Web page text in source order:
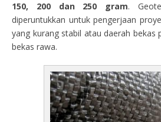
150, 200 dan 250 gram.
diperuntukkan untuk pengerjaan
yang kurang stabil atau daerah bekas
bekas rawa.